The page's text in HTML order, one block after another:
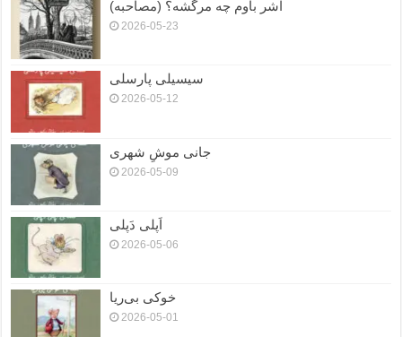
آشر باوم چه مرگشه؟ (مصاحبه)
2026-05-23
سیسیلی پارسلی
2026-05-12
جانی موشِ شهری
2026-05-09
اَپلی دَپلی
2026-05-06
خوکی بی‌ریا
2026-05-01